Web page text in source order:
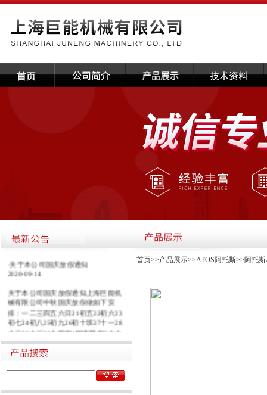
·关于本公司国庆放假通知
2020-09-14
关于本公司国庆放假通知上海巨能机
械有限公司中秋国庆放假做如下安
排：一二三四五六日21初五22初六23
初七24初八25初九26初十班27十一28
十二29十三30十四假1国庆节假2十六
廿一假8廿二9廿三班10廿四11廿五10
月1日~8日放假调休，共8天。9月27
日（星期日）、10月10日（星期六）
上班。在此期间如有进口产品需要采
购的客户，为避免您的货期受到影
首页>>产品展示>>ATOS阿托斯>>阿托